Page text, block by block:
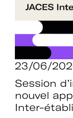
Mot de passe
23/06/
Session
nouvel
Inter-